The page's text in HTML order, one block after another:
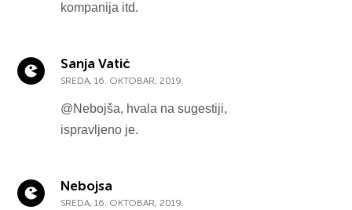
kompanija itd.
Sanja Vatić
SREDA, 16. OKTOBAR, 2019.
@Nebojša, hvala na sugestiji,
ispravljeno je.
Nebojsa
SREDA, 16. OKTOBAR, 2019.